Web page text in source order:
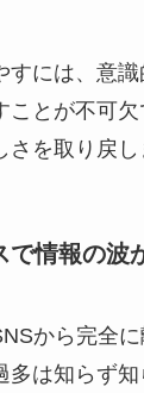
すには、意
とが不可欠
を取り戻し
で情報の波
から完全
多は知らず